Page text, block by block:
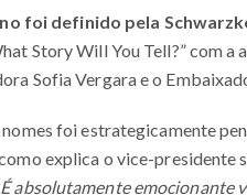
foi definido pela
Story Will You Tell?” com
Sofia Vergara e o
foi estrategicamente
explica o vice-presidente
É absolutamente emocionante